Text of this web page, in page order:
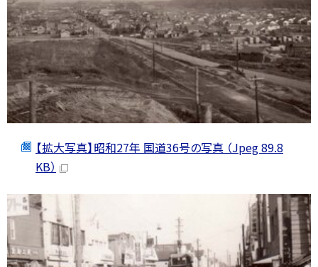
【拡大写真】昭和27年 国道36号の写真 （Jpeg 89.8
KB）